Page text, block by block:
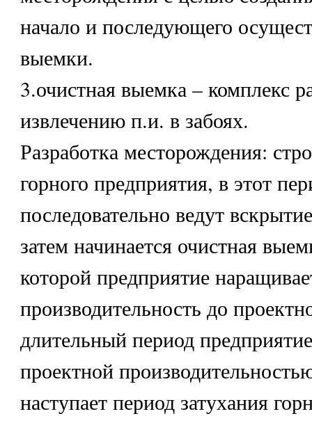
начало и последующего
выемки.
3.очистная выемка – комплекс
извлечению п.и. в забоях.
Разработка месторождения:
горного предприятия, в этот
последовательно ведут
затем начинается очистная
которой предприятие
производительность до
длительный период
проектной
наступает период затухания